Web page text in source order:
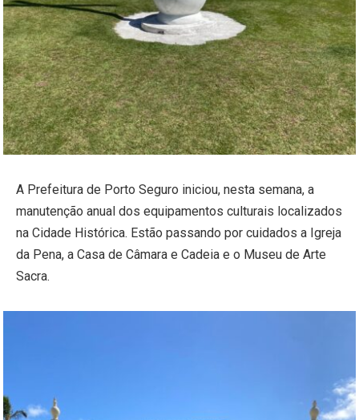
A Prefeitura de Porto Seguro iniciou, nesta semana, a
manutenção anual dos equipamentos culturais localizados
na Cidade Histórica. Estão passando por cuidados a Igreja
da Pena, a Casa de Câmara e Cadeia e o Museu de Arte
Sacra.